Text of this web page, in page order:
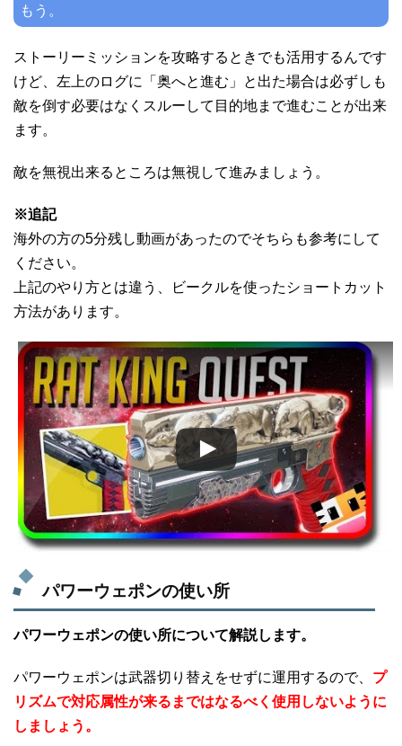
もう。
ストーリーミッションを攻略するときでも活用するんです
けど、左上のログに「奥へと進む」と出た場合は必ずしも
敵を倒す必要はなくスルーして目的地まで進むことが出来
ます。
敵を無視出来るところは無視して進みましょう。
※追記
海外の方の5分残し動画があったのでそちらも参考にして
ください。
上記のやり方とは違う、ビークルを使ったショートカット
方法があります。
この動画を YouTube で視聴
パワーウェポンの使い所
パワーウェポンの使い所について解説します。
パワーウェポンは武器切り替えをせずに運用するので、 プ
リズムで対応属性が来るまではなるべく使用しないように
しましょう。